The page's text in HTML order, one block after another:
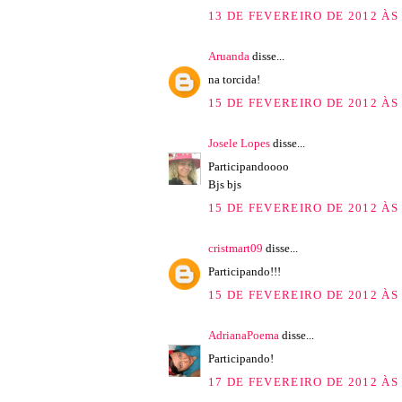
13 DE FEVEREIRO DE 2012 ÀS
Aruanda disse...
na torcida!
15 DE FEVEREIRO DE 2012 ÀS
Josele Lopes disse...
Participandoooo
Bjs bjs
15 DE FEVEREIRO DE 2012 ÀS
cristmart09 disse...
Participando!!!
15 DE FEVEREIRO DE 2012 ÀS
AdrianaPoema disse...
Participando!
17 DE FEVEREIRO DE 2012 ÀS